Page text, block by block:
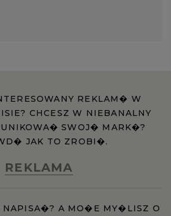
REKLAM� W
CHCESZ W NIEBANALNY
SWOJ� MARK�?
JAK TO ZROBI�.
REKLAMA
NAPISA�? A MO�E MY�LISZ O